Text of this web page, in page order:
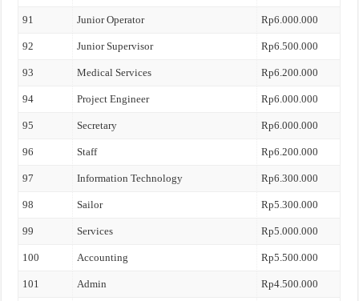
91 Junior Operator Rp6.000.000
92 Junior Supervisor Rp6.500.000
93 Medical Services Rp6.200.000
94 Project Engineer Rp6.000.000
95 Secretary Rp6.000.000
96 Staff Rp6.200.000
97 Information Technology Rp6.300.000
98 Sailor Rp5.300.000
99 Services Rp5.000.000
100 Accounting Rp5.500.000
101 Admin Rp4.500.000